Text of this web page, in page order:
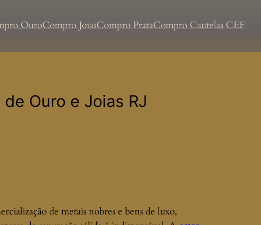
OuroCompro JoiasCompro PrataCompro Cautelas CEF
Ouro e Joias RJ
de metais nobres e bens de luxo,